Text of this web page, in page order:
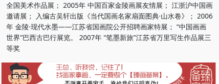
全国美术作品展； 2005年 中国百家金陵画展友情展； 江浙沪中国画
邀请展； 入编古吴轩出版《当代国画名家扇面图典·山水卷》； 2006
年 金陵·现代水墨——江苏省国画院公开招聘画家特展； “中国画画
世界”巴西古巴行展览。 2007年 “笔墨新旅”江苏省万里写生作品展三
等奖